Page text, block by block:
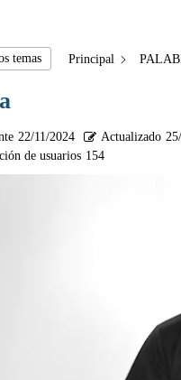
temas Principal
22/11/2024 Actualizado
de usuarios 154